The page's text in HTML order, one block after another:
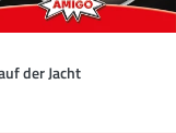
der Jacht